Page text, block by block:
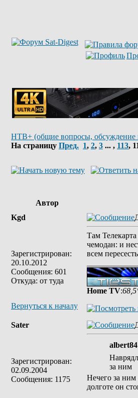
НТВ+ (общие вопросы, обсуждение
На страницу Пред. 1, 2, 3 ... , 113,
Автор
Kgd
Зарегистрирован:
20.10.2012
Сообщения: 601
Откуда: от туда
Там
чемодан: и
всем
Home TV:
Вернуться к началу
Sater
Зарегистрирован:
02.09.2004
Сообщения: 1175
за ним
Нечего за ним
долготе он